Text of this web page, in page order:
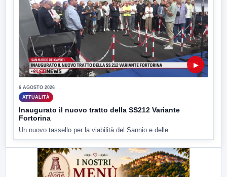
▶
6 AGOSTO 2026
ATTUALITÀ
Inaugurato il nuovo tratto della SS212 Variante
Fortorina
Un nuovo tassello per la viabilità del Sannio e delle...